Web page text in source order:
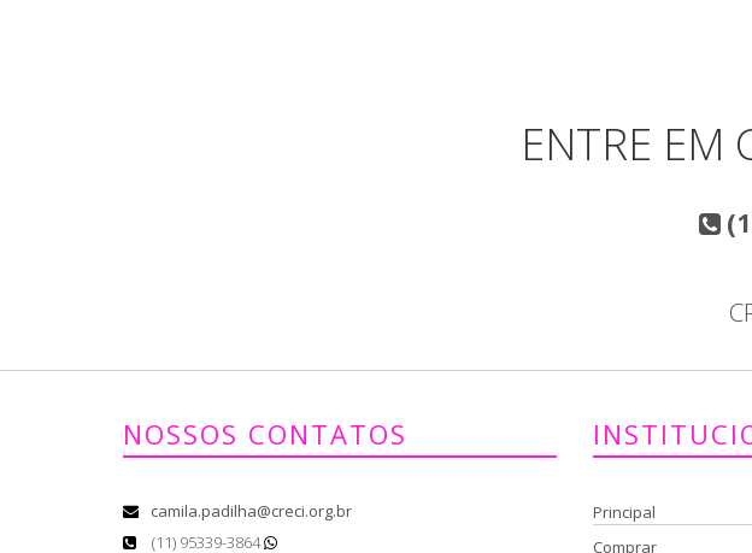
ENTRE EM
NOSSOS CONTATOS
camila.padilha@creci.org.br
(11) 95339-3864
Principal
Comprar